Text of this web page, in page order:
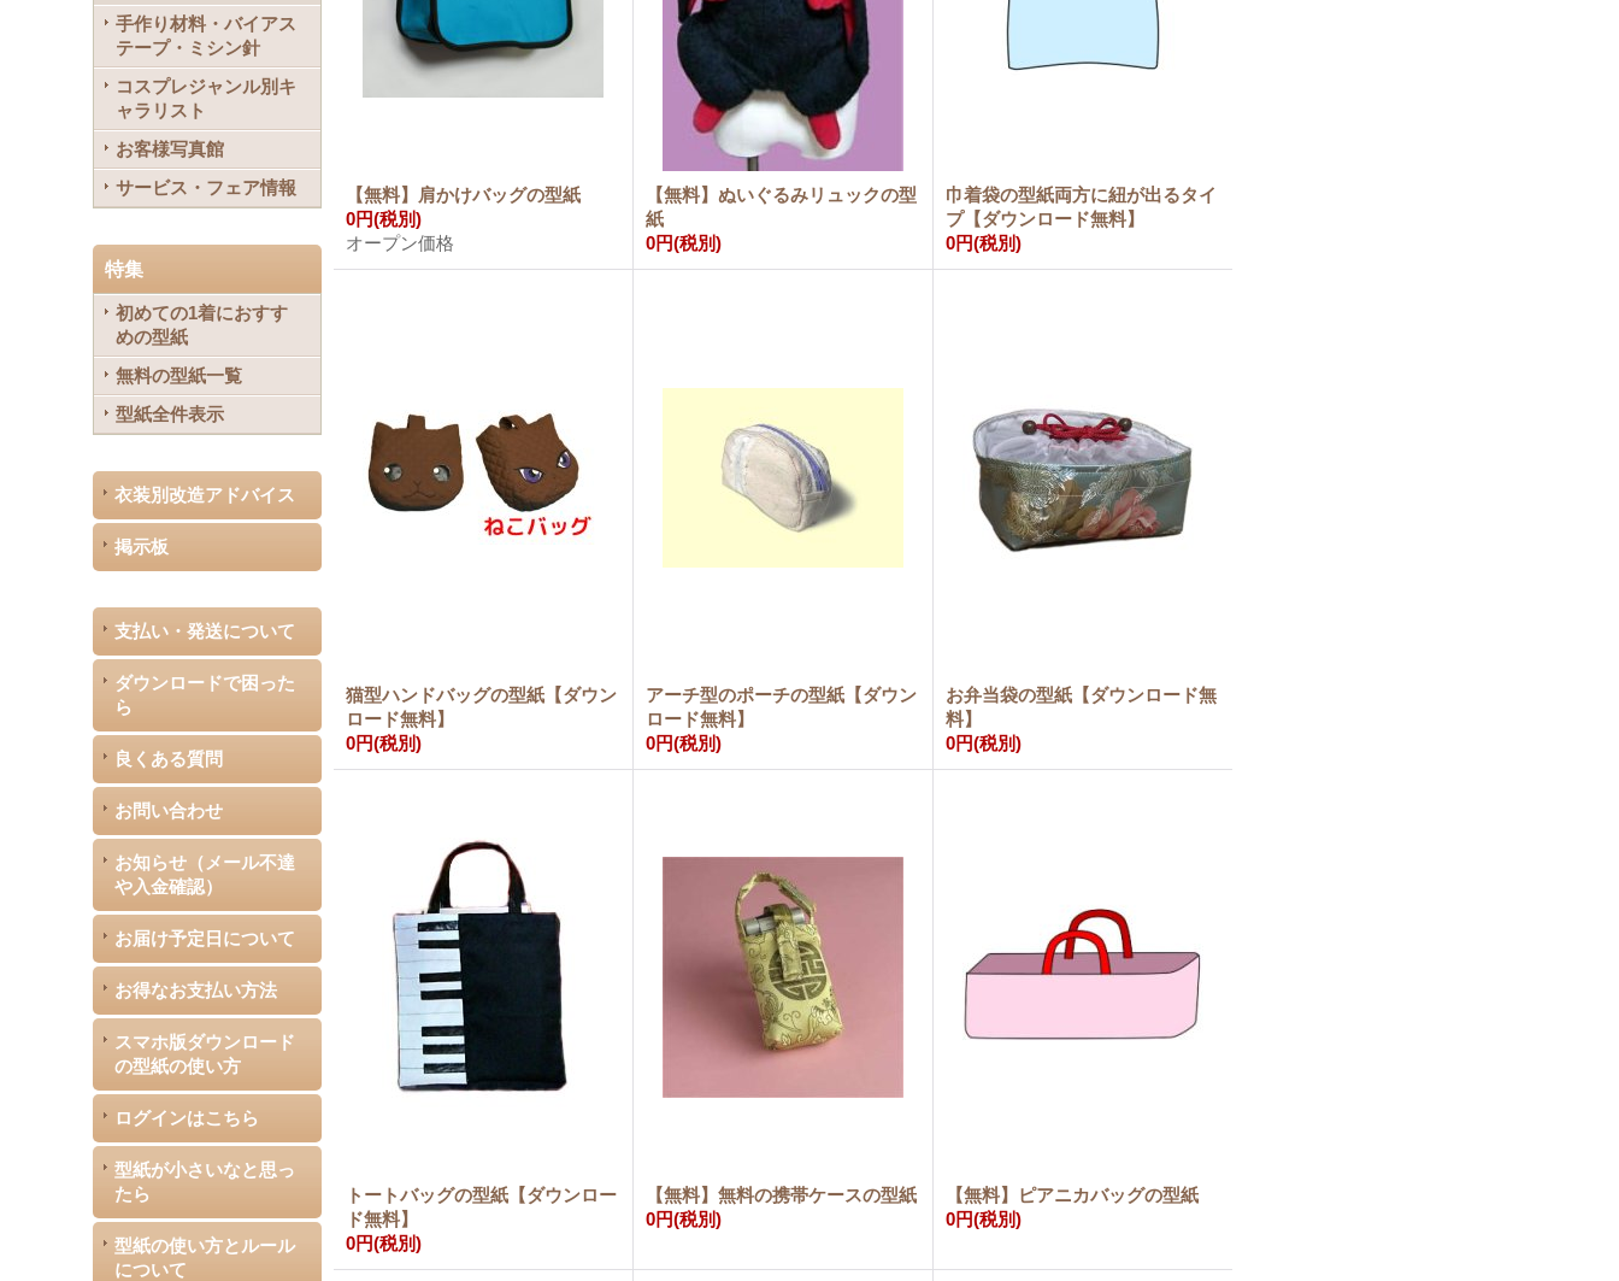
手作り材料・バイアス
テープ・ミシン針
コスプレジャンル別キ
ャラリスト
お客様写真館
サービス・フェア情報
特集
初めての1着におすす
めの型紙
無料の型紙一覧
型紙全件表示
衣装別改造アドバイス
掲示板
支払い・発送について
ダウンロードで困った
ら
良くある質問
お問い合わせ
お知らせ（メール不達
や入金確認）
お届け予定日について
お得なお支払い方法
スマホ版ダウンロード
の型紙の使い方
ログインはこちら
型紙が小さいなと思っ
たら
型紙の使い方とルール
について
【無料】肩かけバッグの型紙
0円(税別)
オープン価格
【無料】ぬいぐるみリュックの型
紙
0円(税別)
巾着袋の型紙両方に紐が出るタイ
プ【ダウンロード無料】
0円(税別)
猫型ハンドバッグの型紙【ダウン
ロード無料】
0円(税別)
アーチ型のポーチの型紙【ダウン
ロード無料】
0円(税別)
お弁当袋の型紙【ダウンロード無
料】
0円(税別)
トートバッグの型紙【ダウンロー
ド無料】
0円(税別)
【無料】無料の携帯ケースの型紙
0円(税別)
【無料】ピアニカバッグの型紙
0円(税別)